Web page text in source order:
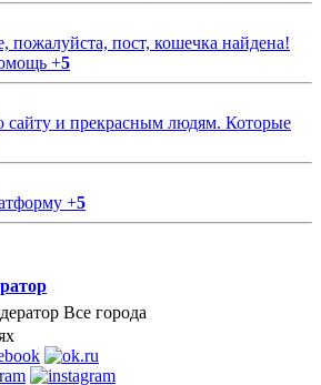
пожалуйста, пост, кошечка найдена!
+5
сайту и прекрасным людям. Которые
+5
Все города